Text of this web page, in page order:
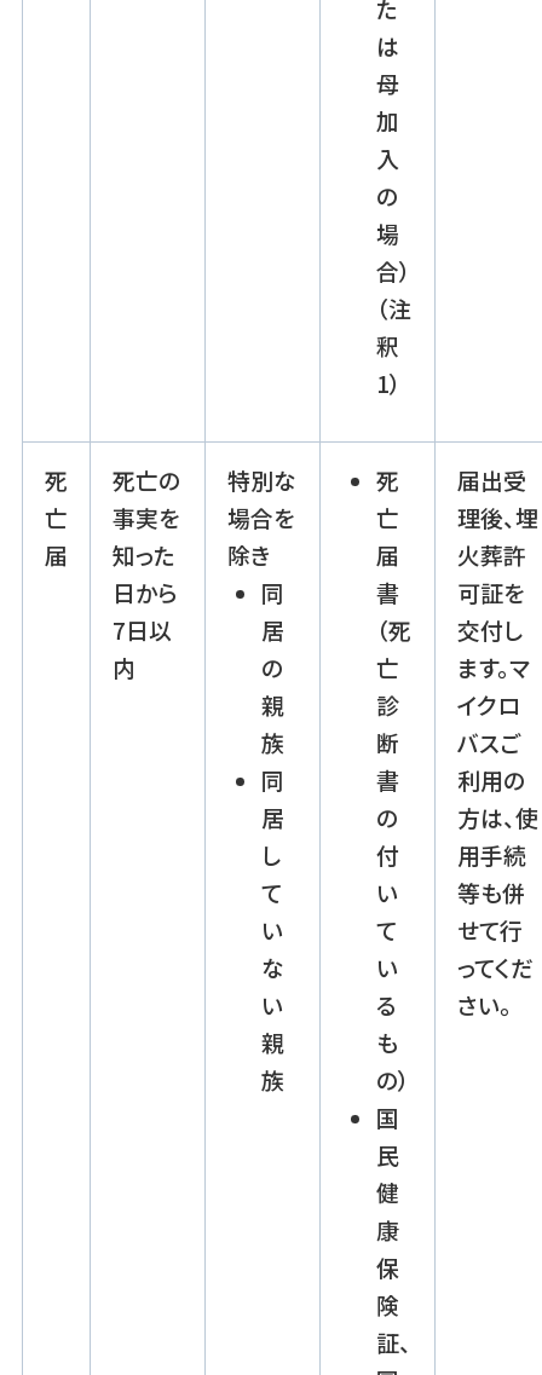
た
は
母
加
入
の
場
合）
（注
釈
1）
死
亡
届
死亡の
事実を
知った
日から
7日以
内
特別な
場合を
除き
同
居
の
親
族
同
居
し
て
い
な
い
親
族
死
亡
届
書
（死
亡
診
断
書
の
付
い
て
い
る
も
の）
国
民
健
康
保
険
証、
届出受
理後、埋
火葬許
可証を
交付し
ます。マ
イクロ
バスご
利用の
方は、使
用手続
等も併
せて行
ってくだ
さい。